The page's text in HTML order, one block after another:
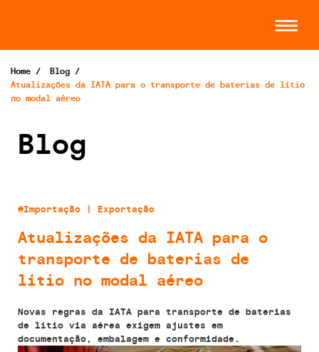
Home / Blog /
Atualizações da IATA para o transporte de baterias de lítio
no modal aéreo
Blog
#Importação | Exportação
Atualizações da IATA para o
transporte de baterias de
lítio no modal aéreo
Novas regras da IATA para transporte de baterias
de lítio via aérea exigem ajustes em
documentação, embalagem e conformidade.